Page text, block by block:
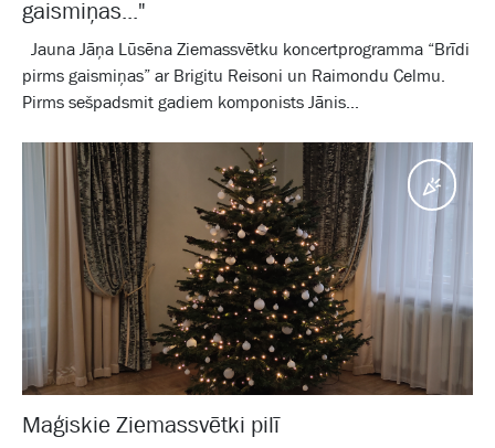
gaismiņas..."
Jauna Jāņa Lūsēna Ziemassvētku koncertprogramma “Brīdi
pirms gaismiņas” ar Brigitu Reisoni un Raimondu Celmu.
Pirms sešpadsmit gadiem komponists Jānis...
Maģiskie Ziemassvētki pilī